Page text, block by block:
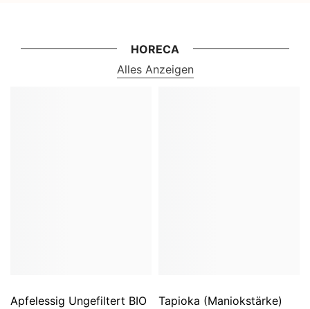
HORECA
Alles Anzeigen
Apfelessig Ungefiltert BIO
Tapioka (Maniokstärke)